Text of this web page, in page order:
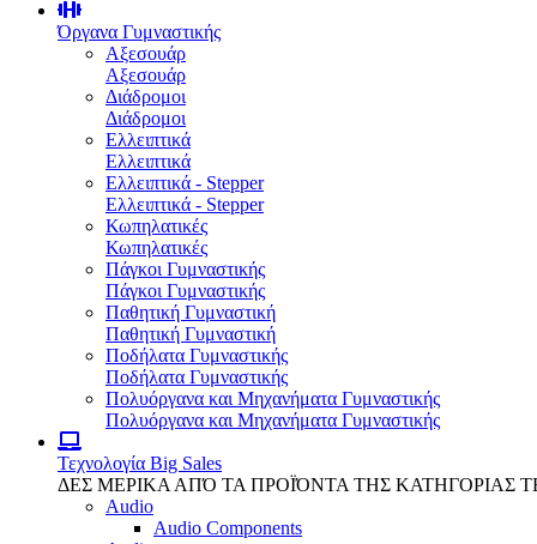
Όργανα Γυμναστικής
Αξεσουάρ
Αξεσουάρ
Διάδρομοι
Διάδρομοι
Ελλειπτικά
Ελλειπτικά
Ελλειπτικά - Stepper
Ελλειπτικά - Stepper
Κωπηλατικές
Κωπηλατικές
Πάγκοι Γυμναστικής
Πάγκοι Γυμναστικής
Παθητική Γυμναστική
Παθητική Γυμναστική
Ποδήλατα Γυμναστικής
Ποδήλατα Γυμναστικής
Πολυόργανα και Μηχανήματα Γυμναστικής
Πολυόργανα και Μηχανήματα Γυμναστικής
Τεχνολογία Big Sales
ΔΕΣ ΜΕΡΙΚΑ ΑΠΌ ΤΑ ΠΡΟΪΌΝΤΑ ΤΗΣ ΚΑΤΗΓΟΡΙΑΣ
Audio
Audio Components